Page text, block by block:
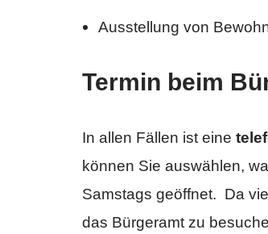
Ausstellung von
Termin beim
In allen Fällen ist eine
können Sie auswählen,
Samstags geöffnet. Da
das Bürgeramt zu